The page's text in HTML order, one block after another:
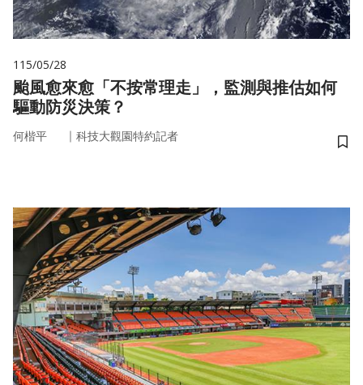
115/05/28
颱風愈來愈「不按常理走」，監測與推估如何
驅動防災決策？
何楷平 ｜ 科技大觀園特約記者
儲